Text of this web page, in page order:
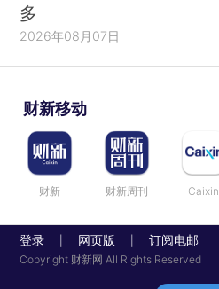
多
2026年08月07日
财新移动
财新 财新周刊 Caixin
登录 网页版 订阅电邮
Copyright 财新网 All Rights Reserved